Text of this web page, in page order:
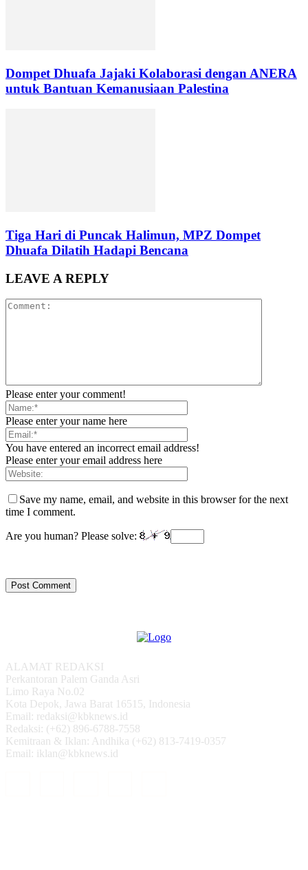
Dompet Dhuafa Jajaki Kolaborasi dengan ANERA
untuk Bantuan Kemanusiaan Palestina
Tiga Hari di Puncak Halimun, MPZ Dompet
Dhuafa Dilatih Hadapi Bencana
LEAVE A REPLY
Please enter your comment!
Please enter your name here
You have entered an incorrect email address!
Please enter your email address here
Save my name, email, and website in this browser for the next
time I comment.
Are you human? Please solve:
ALAMAT REDAKSI
Perkantoran Palem Ganda Asri
Limo Raya No.02
Kota Depok, Jawa Barat 16515, Indonesia
Email: redaksi@kbknews.id
Redaksi: (+62) 896-6788-7558
Kemitraan & Iklan: Andhika (+62) 813-7419-0357
Email: iklan@kbknews.id